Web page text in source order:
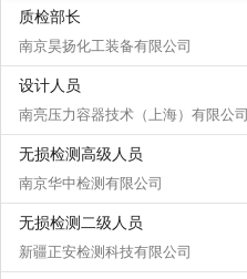
质检部长
南京昊扬化工装备有限公司
设计人员
南亮压力容器技术（上海）有限公司
无损检测高级人员
南京华中检测有限公司
无损检测二级人员
新疆正安检测科技有限公司